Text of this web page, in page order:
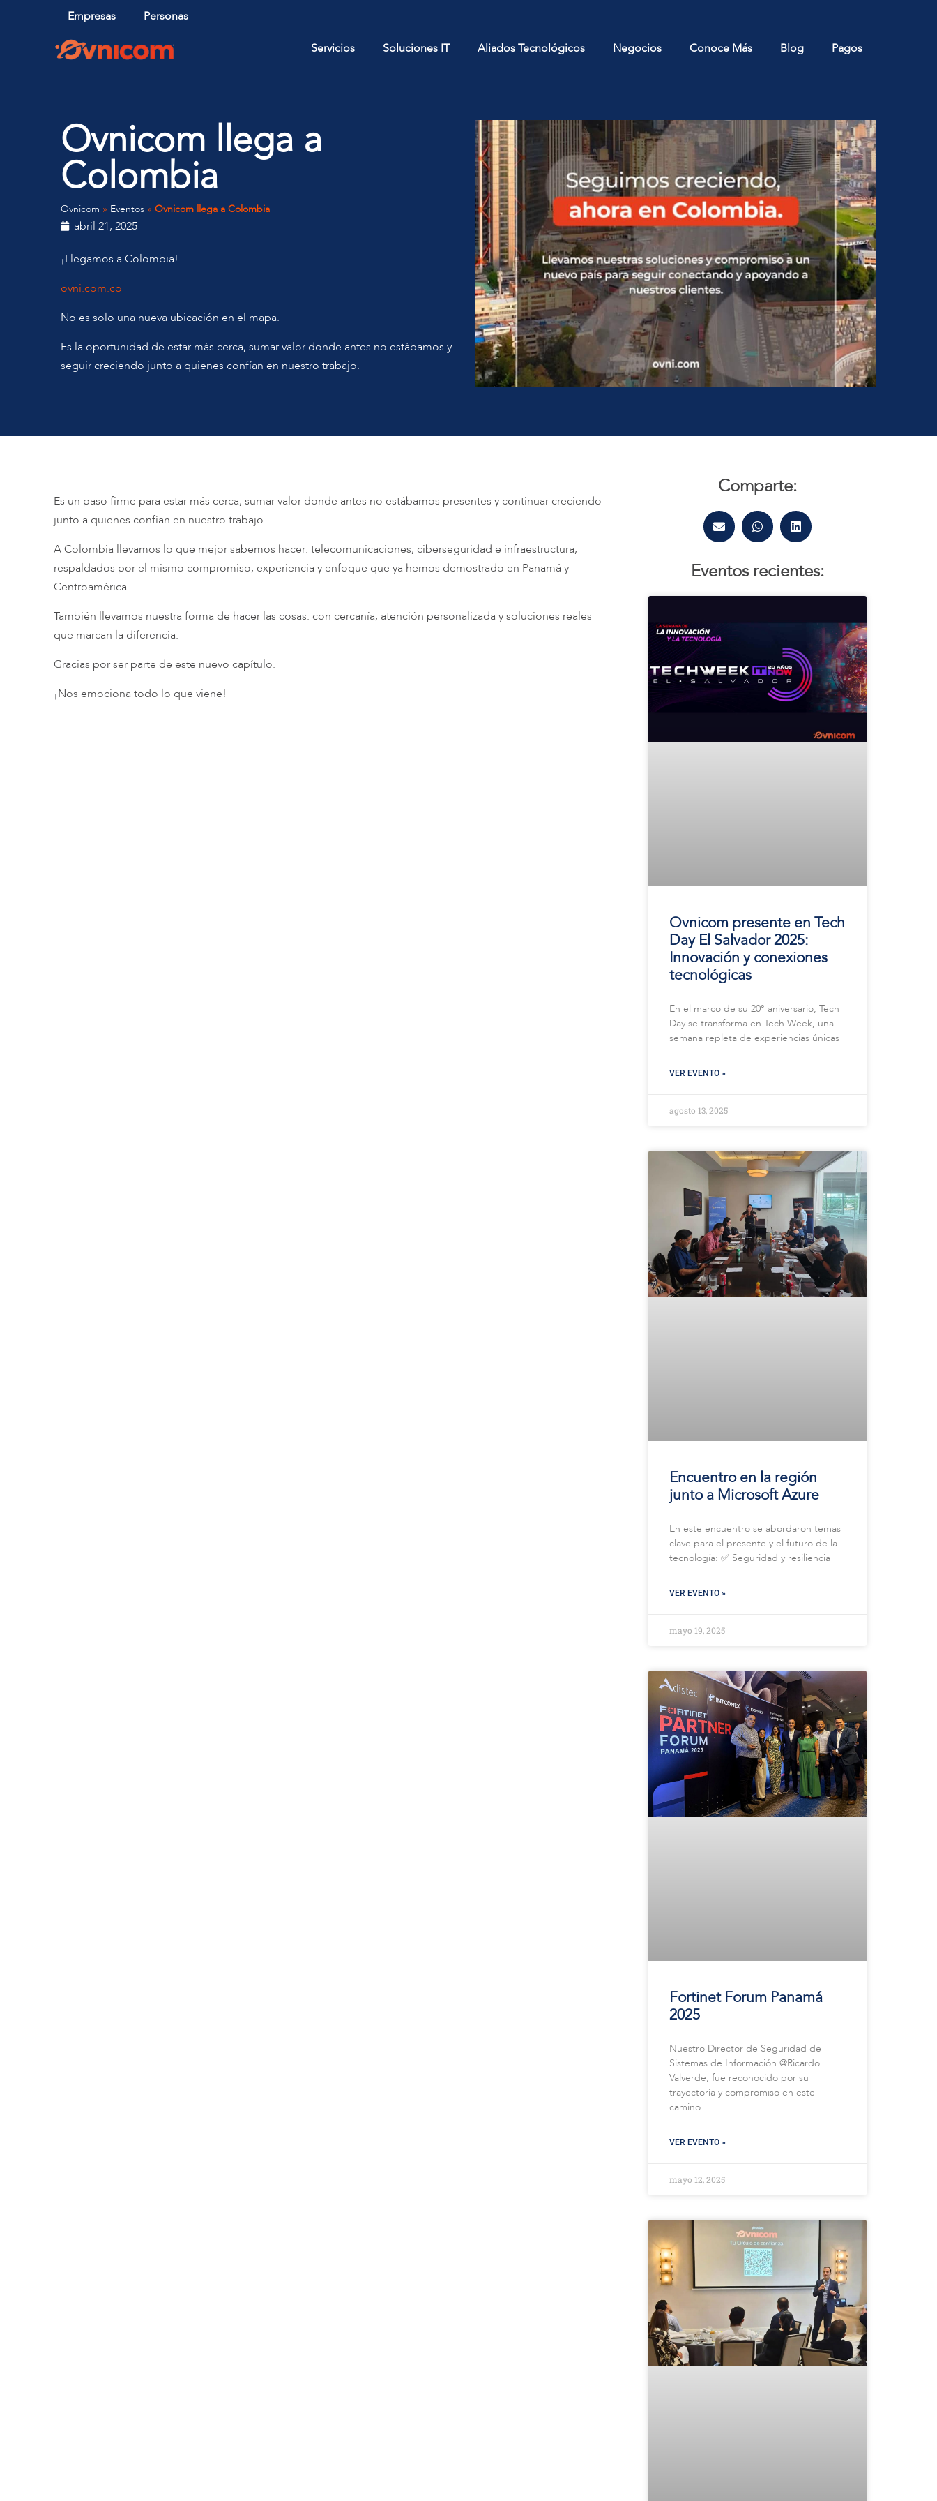
Empresas Personas
Servicios Soluciones IT Aliados Tecnológicos Negocios Conoce Más Blog Pagos
Ovnicom llega a
Colombia
Ovnicom » Eventos » Ovnicom llega a Colombia
abril 21, 2025
¡Llegamos a Colombia!
ovni.com.co
No es solo una nueva ubicación en el mapa.
Es la oportunidad de estar más cerca, sumar valor donde antes no estábamos y
seguir creciendo junto a quienes confían en nuestro trabajo.
Es un paso firme para estar más cerca, sumar valor donde antes no estábamos presentes y continuar creciendo
junto a quienes confían en nuestro trabajo.
A Colombia llevamos lo que mejor sabemos hacer: telecomunicaciones, ciberseguridad e infraestructura,
respaldados por el mismo compromiso, experiencia y enfoque que ya hemos demostrado en Panamá y
Centroamérica.
También llevamos nuestra forma de hacer las cosas: con cercanía, atención personalizada y soluciones reales
que marcan la diferencia.
Gracias por ser parte de este nuevo capítulo.
¡Nos emociona todo lo que viene!
Comparte:
Eventos recientes:
Ovnicom presente en Tech
Day El Salvador 2025:
Innovación y conexiones
tecnológicas
En el marco de su 20° aniversario, Tech
Day se transforma en Tech Week, una
semana repleta de experiencias únicas
VER EVENTO »
agosto 13, 2025
Encuentro en la región
junto a Microsoft Azure
En este encuentro se abordaron temas
clave para el presente y el futuro de la
tecnología: ✅ Seguridad y resiliencia
VER EVENTO »
mayo 19, 2025
Fortinet Forum Panamá
2025
Nuestro Director de Seguridad de
Sistemas de Información @Ricardo
Valverde, fue reconocido por su
trayectoría y compromiso en este
camino
VER EVENTO »
mayo 12, 2025